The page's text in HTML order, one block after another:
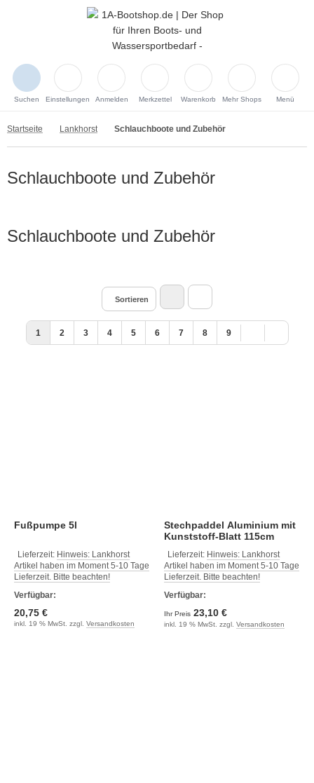
Suchen Einstellungen Anmelden Merkzettel Warenkorb Mehr Shops Menü
Startseite Lankhorst Schlauchboote und Zubehör
Schlauchboote und Zubehör
Schlauchboote und Zubehör
Sortieren
1 2 3 4 5 6 7 8 9
Fußpumpe 5l
Lieferzeit: Hinweis: Lankhorst
Artikel haben im Moment 5-10 Tage
Lieferzeit. Bitte beachten!
Verfügbar:
20,75 €
inkl. 19 % MwSt. zzgl. Versandkosten
Stechpaddel Aluminium mit
Kunststoff-Blatt 115cm
Lieferzeit: Hinweis: Lankhorst
Artikel haben im Moment 5-10 Tage
Lieferzeit. Bitte beachten!
Verfügbar:
Ihr Preis 23,10 €
inkl. 19 % MwSt. zzgl. Versandkosten